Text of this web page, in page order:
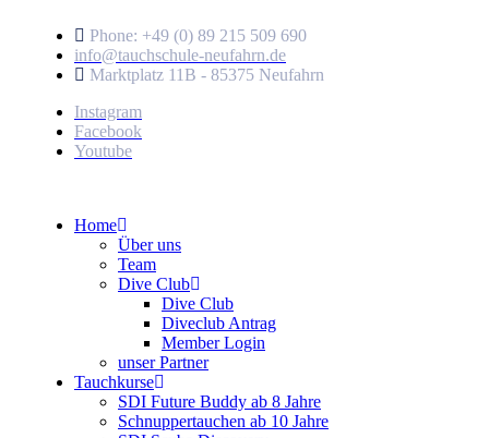
Phone: +49 (0) 89 215 509 690
info@tauchschule-neufahrn.de
Marktplatz 11B - 85375 Neufahrn
Instagram
Facebook
Youtube
Home
Über uns
Team
Dive Club
Dive Club
Diveclub Antrag
Member Login
unser Partner
Tauchkurse
SDI Future Buddy ab 8 Jahre
Schnuppertauchen ab 10 Jahre